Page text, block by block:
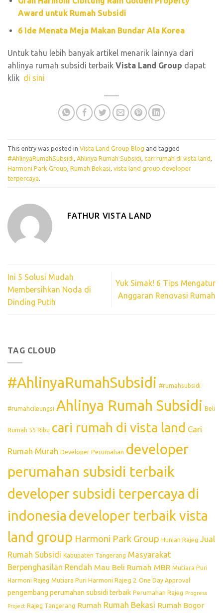
Award untuk Rumah Subsidi
6 Ide Menata Meja Makan Bundar Ala Korea
Untuk tahu lebih banyak artikel menarik lainnya dari
ahlinya rumah subsidi terbaik Vista Land Group dapat
klik di sini
This entry was posted in Vista Land Group Blog and tagged
#AhlinyaRumahSubsidi, Ahlinya Rumah Subsidi, cari rumah di vista land,
Harmoni Park Group, Rumah Bekasi, vista land group developer
terpercaya.
FATHUR VISTA LAND
Ini 5 Solusi Mudah
Membersihkan Noda di
Dinding Putih
Yuk Simak! 6 Tips Mengatur
Anggaran Renovasi Rumah
TAG CLOUD
#AhlinyaRumahSubsidi #rumahsubsidi
#rumahcileungsi Ahlinya Rumah Subsidi Beli
Rumah 55 Ribu cari rumah di vista land Cari
Rumah Murah Developer Perumahan developer
perumahan subsidi terbaik
developer subsidi terpercaya di
indonesia developer terbaik vista
land group Harmoni Park Group Hunian Rajeg Jual
Rumah Subsidi Kabupaten Tangerang Masyarakat
Berpenghasilan Rendah Mau Beli Rumah MBR Mutiara Puri
Harmoni Rajeg Mutiara Puri Harmoni Rajeg 2 One Day Approval
pengembang perumahan subsidi terbaik Perumahan Rajeg Progress
Project Rajeg Tangerang Rumah Rumah Bekasi Rumah Bogor